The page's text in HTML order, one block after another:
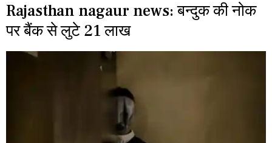
Rajasthan nagaur news: बन्दुक की नोक
पर बैंक से लुटे 21 लाख